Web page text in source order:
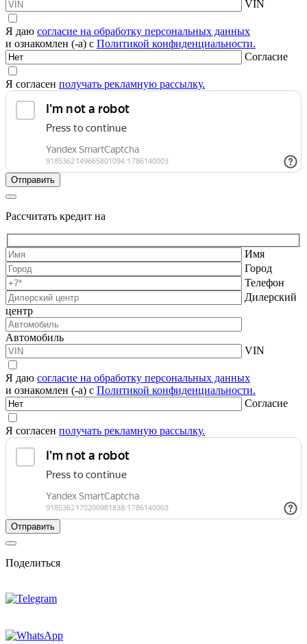
VIN
Я даю согласие на обработку персональных данных
и ознакомлен (-а) с Политикой конфиденциальности.
Согласие
Я согласен получать рекламную рассылку.
Рассчитать кредит на
Имя
Город
Телефон
Дилерский
центр
Автомобиль
VIN
Я даю согласие на обработку персональных данных
и ознакомлен (-а) с Политикой конфиденциальности.
Согласие
Я согласен получать рекламную рассылку.
Поделиться